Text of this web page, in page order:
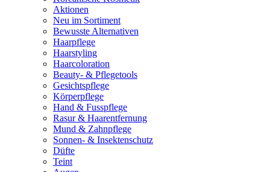
Aktionen
Neu im Sortiment
Bewusste Alternativen
Haarpflege
Haarstyling
Haarcoloration
Beauty- & Pflegetools
Gesichtspflege
Körperpflege
Hand & Fusspflege
Rasur & Haarentfernung
Mund & Zahnpflege
Sonnen- & Insektenschutz
Düfte
Teint